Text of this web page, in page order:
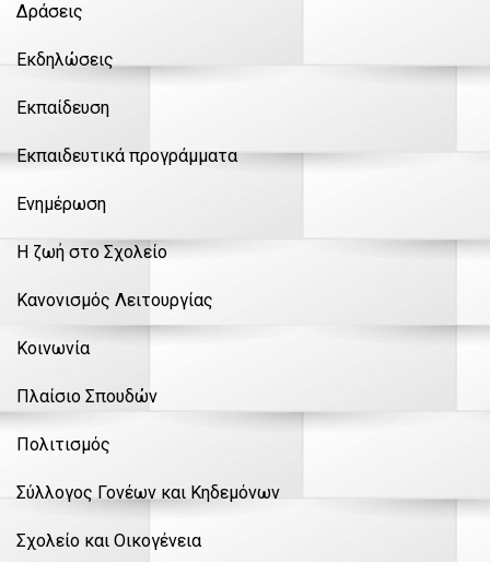
Δράσεις
Εκδηλώσεις
Εκπαίδευση
Εκπαιδευτικά προγράμματα
Ενημέρωση
Η ζωή στο Σχολείο
Κανονισμός Λειτουργίας
Κοινωνία
Πλαίσιο Σπουδών
Πολιτισμός
Σύλλογος Γονέων και Κηδεμόνων
Σχολείο και Οικογένεια